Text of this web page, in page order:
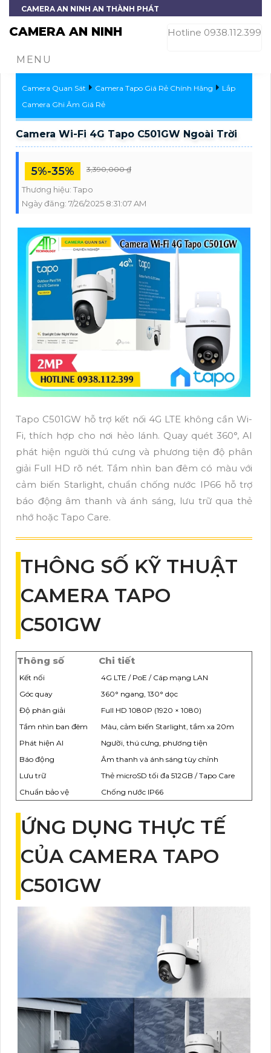
CAMERA AN NINH AN THÀNH PHÁT
CAMERA AN NINH Hotline 0938.112.399
MENU
Camera Quan Sát Camera Tapo Giá Rẻ Chính Hãng
Lắp
Camera Ghi Âm Giá Rẻ
Camera Wi-Fi 4G Tapo C501GW Ngoài Trời
5%-35% 3,390,000 ₫
Thương hiệu: Tapo
Ngày đăng: 7/26/2025 8:31:07 AM
Tapo C501GW hỗ trợ kết nối 4G LTE không cần Wi-
Fi, thích hợp cho nơi hẻo lánh. Quay quét 360°, AI
phát hiện người thú cưng và phương tiện độ phân
giải Full HD rõ nét. Tầm nhìn ban đêm có màu với
cảm biến Starlight, chuẩn chống nước IP66 hỗ trợ
báo động âm thanh và ánh sáng, lưu trữ qua thẻ
nhớ hoặc Tapo Care.
THÔNG SỐ KỸ THUẬT
CAMERA TAPO
C501GW
Thông số Chi tiết
Kết nối
4G LTE / PoE / Cáp mạng LAN
Góc quay
360° ngang, 130° dọc
Độ phân giải
Full HD 1080P (1920 × 1080)
Tầm nhìn ban đêm
Màu, cảm biến Starlight, tầm xa 20m
Phát hiện AI
Người, thú cưng, phương tiện
Báo động
Âm thanh và ánh sáng tùy chỉnh
Lưu trữ
Thẻ microSD tối đa 512GB / Tapo Care
Chuẩn bảo vệ
Chống nước IP66
ỨNG DỤNG THỰC TẾ
CỦA CAMERA TAPO
C501GW